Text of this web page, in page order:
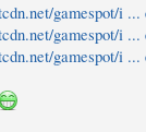
gamespot/i ...
gamespot/i ...
gamespot/i ...